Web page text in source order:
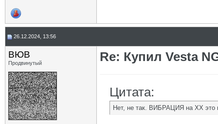
26.12.2024, 13:56
ВЮВ
Продвинутый Re: Купил Vesta
Цитата:
Нет, не так. ВИБРАЦИЯ на ХХ это